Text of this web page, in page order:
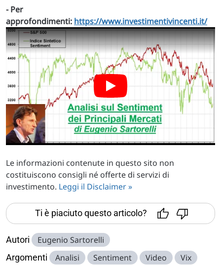
- Per
approfondimenti: https://www.investimentivincenti.it/
Le informazioni contenute in questo sito non
costituiscono consigli né offerte di servizi di
investimento. Leggi il Disclaimer »
Ti è piaciuto questo articolo?
Autori Eugenio Sartorelli
Argomenti Analisi Sentiment Video
Vix